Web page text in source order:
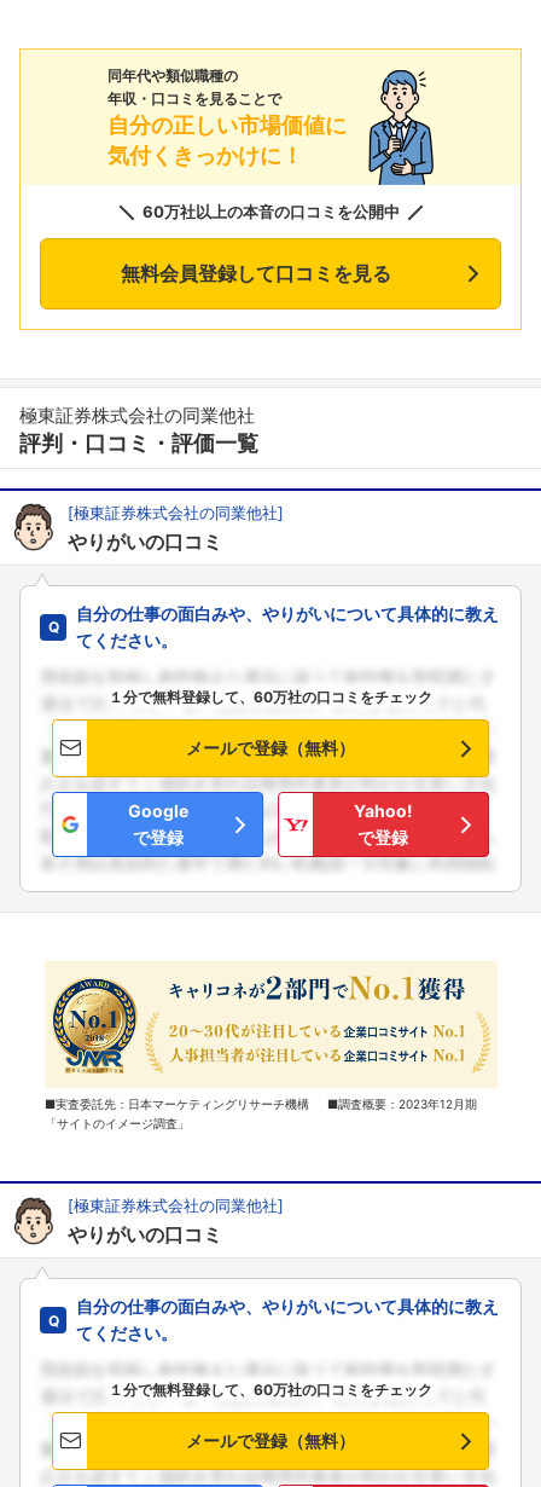
同年代や類似職種の
年収・口コミを見ることで
自分の正しい市場価値に
気付くきっかけに！
60万社以上の本音の口コミを公開中
無料会員登録して口コミを見る
極東証券株式会社の同業他社
評判・口コミ・評価一覧
[極東証券株式会社の同業他社]
やりがいの口コミ
自分の仕事の面白みや、やりがいについて具体的に教え
てください。
１分で無料登録して、60万社の口コミをチェック
メールで登録（無料）
Google
で登録
Yahoo!
で登録
■実査委託先：日本マーケティングリサーチ機構 ■調査概要：2023年12月期
「サイトのイメージ調査」
[極東証券株式会社の同業他社]
やりがいの口コミ
自分の仕事の面白みや、やりがいについて具体的に教え
てください。
１分で無料登録して、60万社の口コミをチェック
メールで登録（無料）